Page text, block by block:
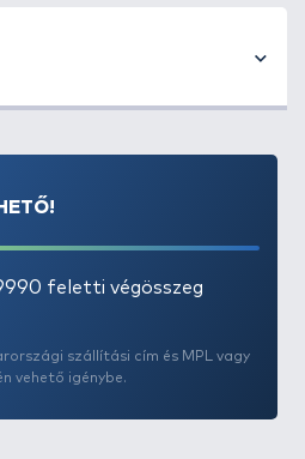
feletti végösszeg
szállítási cím és MPL vagy
vehető igénybe.